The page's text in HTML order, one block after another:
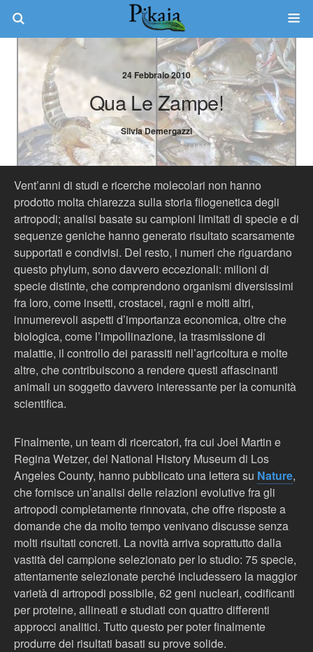
24 Febbraio 2010
Qua Le Zampe!
Silvia Demergazzi
Vent’anni di studi e ricerche molecolari non hanno
prodotto molta chiarezza sulla storia filogenetica degli
artropodi; analisi basate su campioni limitati di specie e di
sequenze geniche hanno generato risultato scarsamente
supportati e condivisi. Del resto, i numeri che riguardano
questo phylum, sono davvero eccezionali: milioni di
specie distinte, che comprendono organismi diversissimi
fra loro, come insetti, crostacei, ragni e molti altri,
innumerevoli aspetti d’importanza economica, oltre che
biologica, come l’impollinazione, la trasmissione di
malattie, il controllo dei parassiti nell’agricoltura e molte
altre, che contribuiscono a rendere questi affascinanti
animali un soggetto davvero interessante per la comunità
scientifica.
Finalmente, un team di ricercatori, fra cui Joel Martin e
Regina Wetzer, del National History Museum di Los
Angeles County, hanno pubblicato una lettera su Nature,
che fornisce un’analisi delle relazioni evolutive fra gli
artropodi completamente rinnovata, che offre risposte a
domande che da molto tempo venivano discusse senza
molti risultati concreti. La novità arriva soprattutto dalla
vastità del campione selezionato per lo studio: 75 specie,
attentamente selezionate perché includessero la maggior
varietà di artropodi possibile, 62 geni nucleari, codificanti
per proteine, allineati e studiati con quattro differenti
approcci analitici. Tutto questo per poter finalmente
produrre dei risultati basati su prove solide.